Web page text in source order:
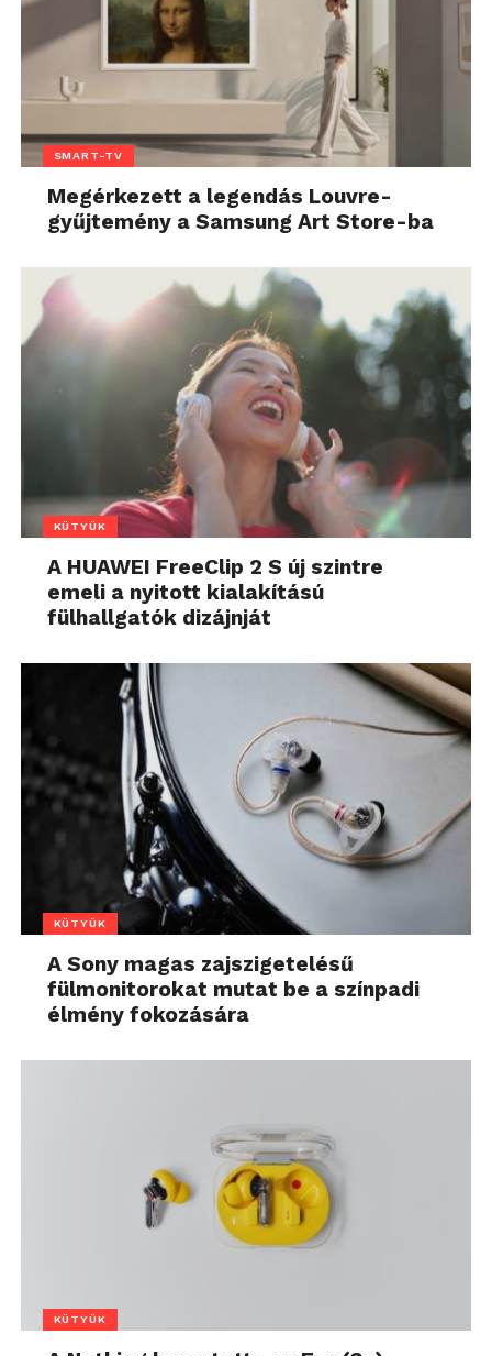
SMART-TV
Megérkezett a legendás Louvre-
gyűjtemény a Samsung Art Store-ba
KÜTYÜK
A HUAWEI FreeClip 2 S új szintre
emeli a nyitott kialakítású
fülhallgatók dizájnját
KÜTYÜK
A Sony magas zajszigetelésű
fülmonitorokat mutat be a színpadi
élmény fokozására
KÜTYÜK